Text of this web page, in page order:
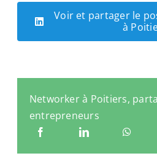
Voir et partager le
à
Networker à Poitiers,
entrepreneurs